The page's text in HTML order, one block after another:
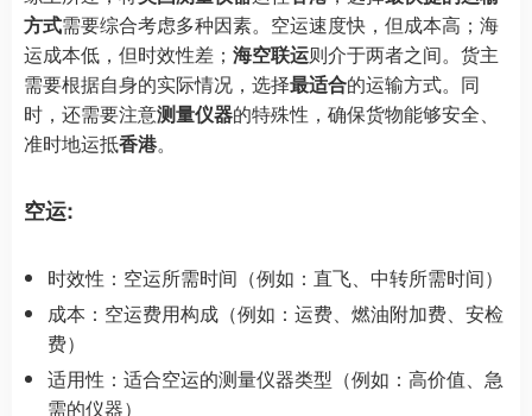
方式需要综合考虑多种因素。空运速度快，但成本高；海
运成本低，但时效性差； 海空联运则介于两者之间。货主
需要根据自身的实际情况，选择最适合的运输方式。同
时，还需要注意测量仪器的特殊性，确保货物能够安全、
准时地运抵香港。
空运:
时效性：空运所需时间（例如：直飞、中转所需时间）
成本：空运费用构成（例如：运费、燃油附加费、安检
费）
适用性：适合空运的测量仪器类型（例如：高价值、急
需的仪器）